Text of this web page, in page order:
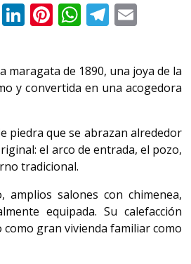
BlueskyLinkedInPinterestWhatsApp
Telegram
maragata de 1890, una joya de la
y convertida en una acogedora
piedra que se abrazan alrededor
el arco de entrada, el pozo,
tradicional.
salones con chimenea,
equipada. Su calefacción
gran vivienda familiar como